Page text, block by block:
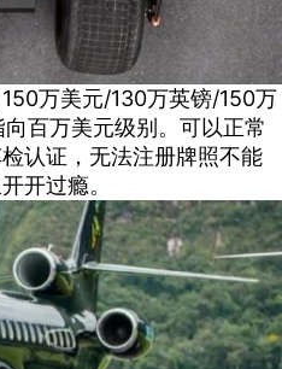
万美元/130万英镑/150万
百万美元级别。可以正常
认证，无法注册牌照不能
开过瘾。